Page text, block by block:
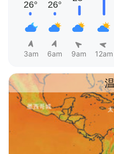
3am 6am 9am 12am